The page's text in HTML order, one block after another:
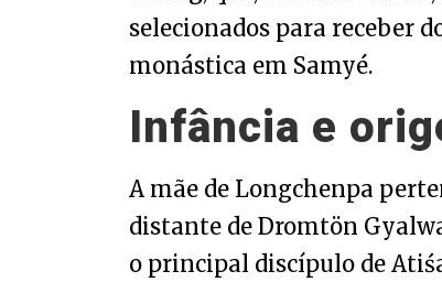
selecionados para receber
monástica em Samyé.
Infância e
A mãe de Longchenpa
distante de Dromtön
o principal discípulo de